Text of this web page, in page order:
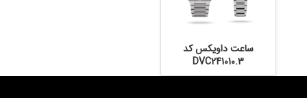
ساعت داویکس کد
DVC241010.3